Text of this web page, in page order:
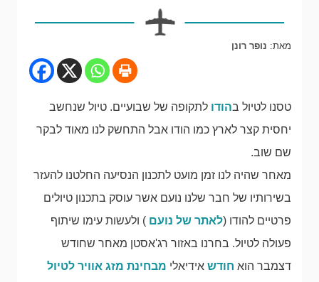
מאת: נופר רונן
טסנו לטיול בהודו לתקופה של שבועיים. טיול שנחשב
יחסית קצר לארץ כמו הודו אבל התחשק לנו מאוד לבקר
שם שוב.
מאחר שהיה לנו זמן מועט לתכנון הנסיעה החלטנו להעזר
בשירותיו של חבר שלנו נועם אשר עוסק בתכנון טיולים
פרטיים להודו (לאתר של נועם ) ולעשות עימו שיתוף
פעולה לטיול. בחרנו באזור רג'אסטן מאחר שחודש
דצמבר הוא חודש אידיאלי מבחינת מזג אוויר לטיול